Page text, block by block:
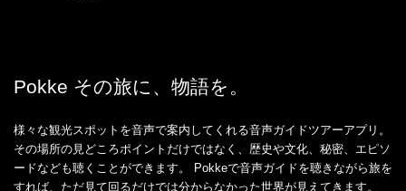
Pokke その旅に、物語を。
様々な観光スポットを音声で案内してくれる音声ガイドツアーアプリ。
その場所の見どころポイントだけではなく、歴史や文化、秘密、エピソ
ードなども聴くことができます。 Pokkeで音声ガイドを聴きながら旅を
すれば、ただ見て回るだけでは分からなかった世界が見えてきます。